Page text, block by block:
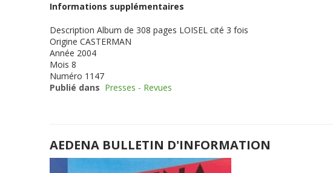
Informations supplémentaires
Description Album de 308 pages LOISEL cité 3 fois
Origine CASTERMAN
Année 2004
Mois 8
Numéro 1147
Publié dans Presses - Revues
AEDENA BULLETIN D'INFORMATION